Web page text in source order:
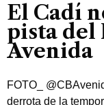
El Cadí
pista del
Avenida
FOTO_
derrota de la